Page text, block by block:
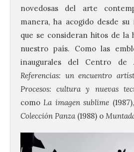
novedosas del arte
manera, ha acogido desde
que se consideran hitos de la
nuestro país. Como las
inaugurales del Centro de
Referencias: un encuentro
Procesos: cultura y nuevas
como La imagen sublime (1987),
Colección Panza (1988) o